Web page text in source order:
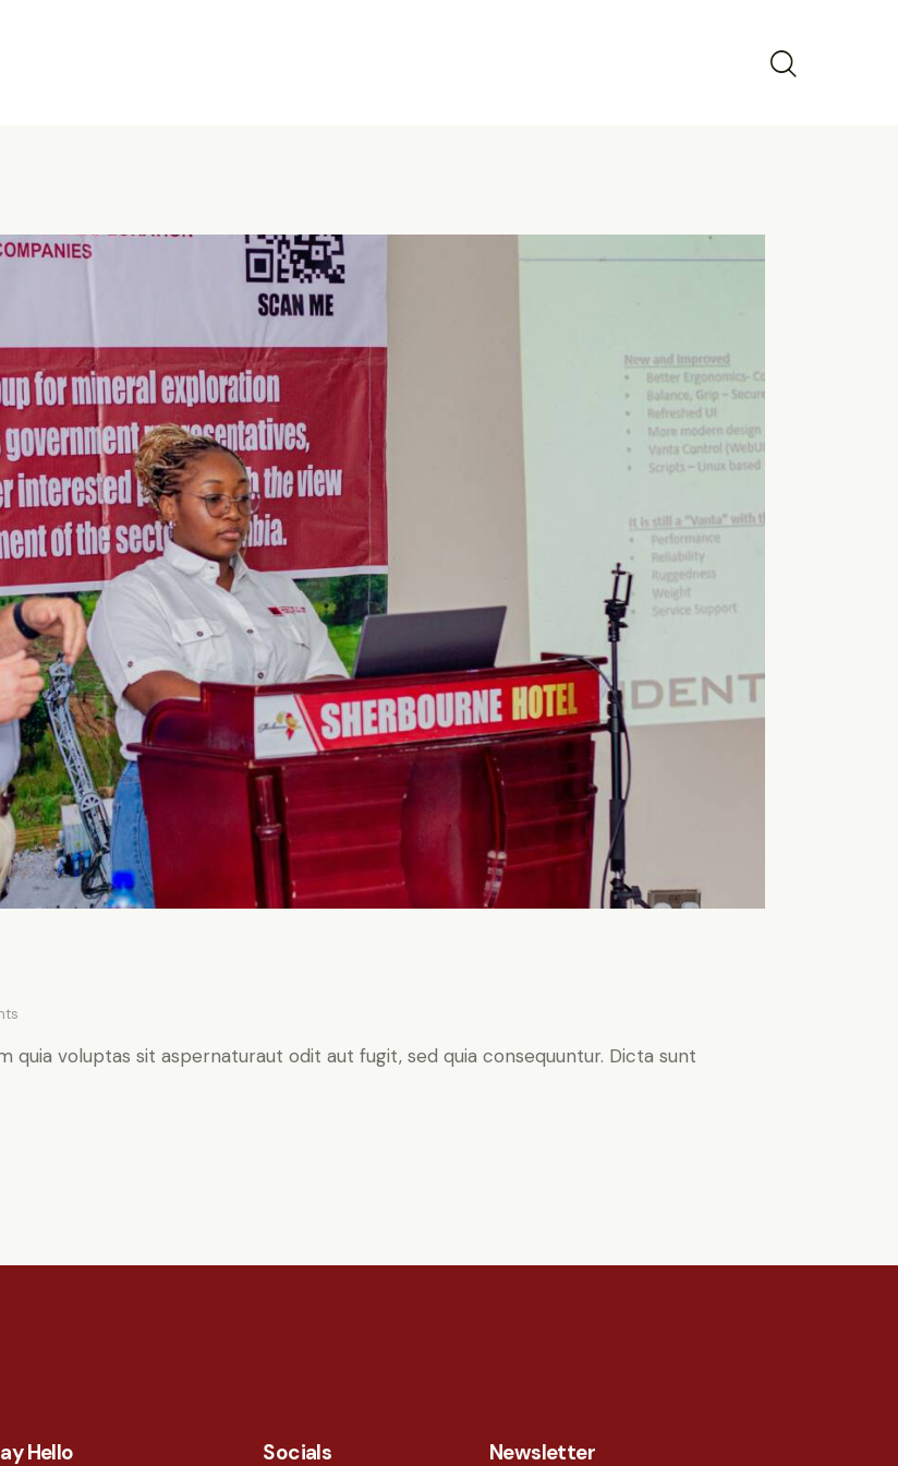
voluptas sit aspernaturaut odit aut fugit, sed quia consequuntur. Dicta sunt
Hello Socials Newsletter